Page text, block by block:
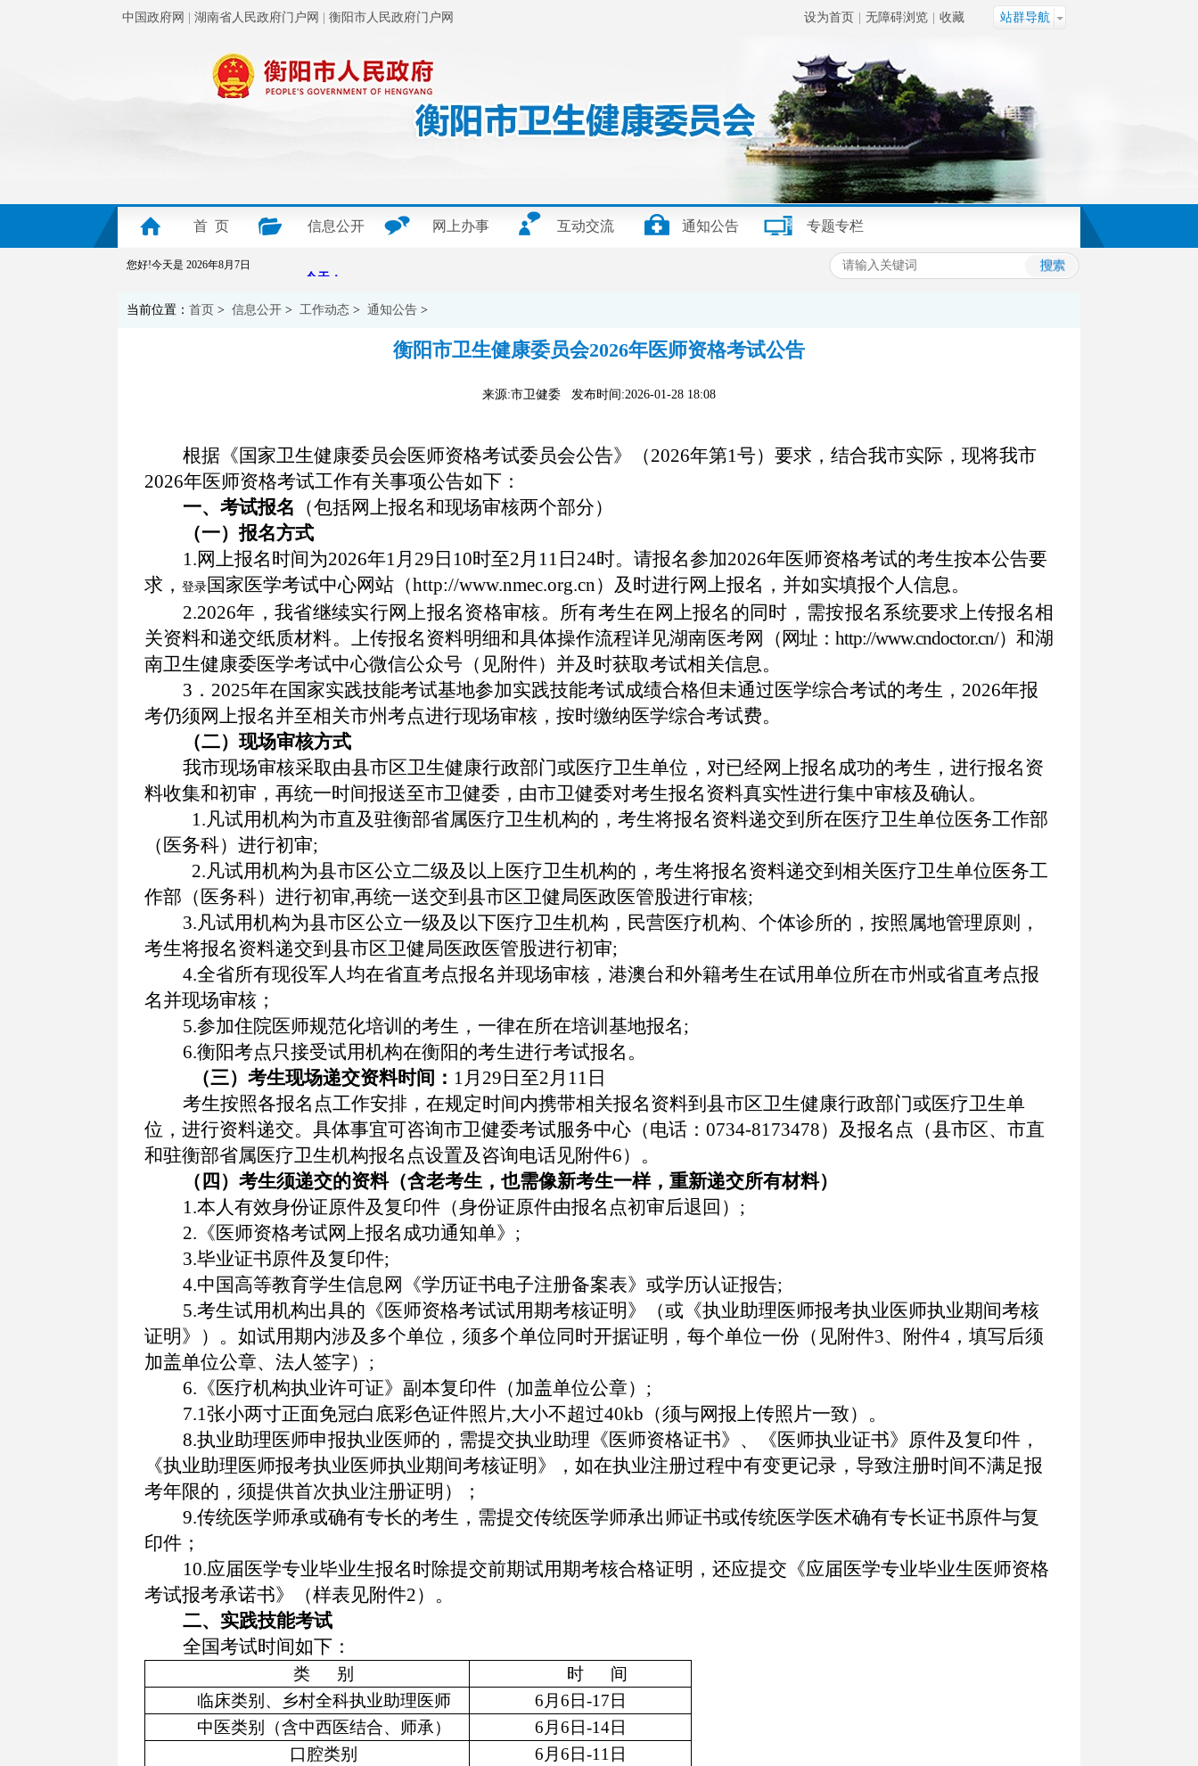
中国政府网 湖南省人民政府门户网 衡阳市人民政府门户网 设为首页 无障碍浏览 收藏 站群导航
首 页 信息公开 网上办事 互动交流 通知公告 专题专栏
您好!今天是 2026年8月7日
当前位置： 首页 > 信息公开 > 工作动态 > 通知公告 >
衡阳市卫生健康委员会2026年医师资格考试公告
来源:市卫健委 发布时间:2026-01-28 18:08
根据《国家卫生健康委员会医师资格考试委员会公告》（2026年第1号）要求，结合我市实际，现将我市
2026年医师资格考试工作有关事项公告如下：
一、考试报名 （包括网上报名和现场审核两个部分）
（一）报名方式
1.网上报名时间为2026年1月29日10时至2月 11日24时。请报名参加2026年医师资格考试的考生按本公告要
求， 登录 国家医学考试中心网站（http://www.nmec.org.cn）及时进行网上报名， 并如实填报个人信息。
2.2026年，我省继续实行网上报名资格审核。 所有考生在网上报名的同时，需按报名系统要求上传报名相
关资料和递交纸质材料。 上传报名资料明细和具体操作流程详见湖南医考网 （网址： http://www.cndoctor.cn/） 和湖
南卫生健康委医学考试中心微信公众号（见附件） 并及时获取考试相关信息。
3． 2025年在国家实践技能考试基地参加实践技能考试成绩合格但未通过医学综合考试的考生， 2026年报
考仍须网上报名并至相关市州考点进行现场审核，按时缴纳医学综合考试费。
（二）现场审核方式
我市现场审核采取由县市区卫生健康行政部门或医疗卫生单位，对已经网上报名成功的考生，进行报名资
料收集和初审， 再统一时间报送至市卫健委，由市卫健委对考生报名资料真实性进行集中审核及确认。
1.凡试用机构为市直及驻衡部省属医疗卫生机构的，考生将报名资料递交到所在医疗卫生单位医务工作部
（医务科）进行初审;
2.凡试用机构为县市区公立二级及以上医疗卫生机构的，考生将报名资料递交到相关医疗卫生单位医务工
作部（医务科）进行初审,再统一送交到县市区卫健局医政医管股进行审核;
3.凡试用机构为县市区公立一级及以下医疗卫生机构，民营医疗机构、个体诊所的，按照属地管理原则，
考生将报名资料递交到县市区卫健局医政医管股进行初审;
4.全省所有现役军人均在省直考点报名并现场审核 ， 港澳台和外籍考生在试用单位所在市州或省直考点报
名并现场审核 ；
5.参加住院医师规范化培训的考生，一律在所在培训基地报名;
6.衡阳考点只接受试用机构在衡阳的考生进行考试报名。
（三）考生现场递交资料时间： 1月29日 至2月 11日
考生按照各报名点工作安排，在规定时间内携带相关报名资料到县市区卫生健康行政部门或医疗卫生单
位，进行资料递交。具体事宜可咨询市卫健委考试服务中心（电话： 0734-8173478）及报名点（县市区、市直
和驻衡部省属医疗卫生机构报名点设置及咨询电话见附件6）。
（四） 考生须递交的资料（含老考生，也需像新考生一样，重新递交所有材料）
1.本人有效身份证原件及复印件（身份证原件由报名点初审后退回） ;
2.《医师资格考试网上报名成功通知单》 ;
3.毕业证书原件及复印件;
4.中国高等教育学生信息网《学历证书电子注册备案表》或学历认证报告;
5.考生试用机构出具的《医师资格考试试用期考核证明》（或《执业助理医师报考执业医师执业期间考核
证明》）。如试用期内涉及多个单位，须多个单位同时开据证明，每个单位一份（见附件3、附件4 ，填写后须
加盖单位公章、法人签字） ;
6.《医疗机构执业许可证》副本复印件（加盖单位公章） ;
7.1张小两寸正面免冠白底彩色证件照片,大小不超过40kb （须与网报上传照片一致）。
8.执业助理医师申报执业医师的，需提交执业助理《医师资格证书》、《医师执业证书》原件及复印件，
《执业助理医师报考执业医师执业期间考核证明》，如在执业注册过程中有变更记录，导致注册时间不满足报
考年限的，须提供首次执业注册证明）；
9.传统医学师承或确有专长的考生，需提交传统医学师承出师证书或传统医学医术确有专长证书原件与复
印件；
10.应届医学专业毕业生报名时除提交前期试用期考核合格证明，还应提交《应届医学专业毕业生医师资格
考试报考承诺书》（样表见附件2）。
二、实践技能考试
全国考试时间如下：
类 别 时
间
临床类别、乡村全科执业助理医师
6月 6 日-17 日
中医类别
（含中西医结合、师承） 6月 6 日-14日
口腔类别
6月 6 日-11 日